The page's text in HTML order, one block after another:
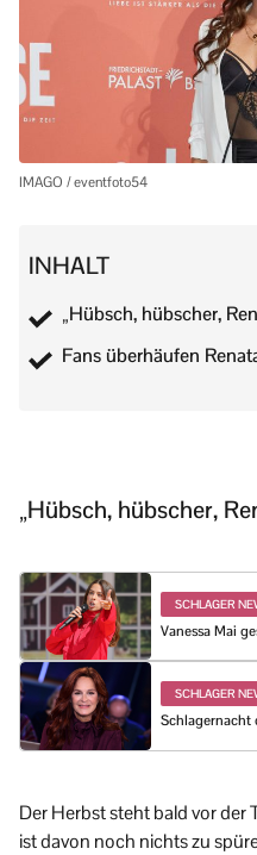
IMAGO / eventfoto54
INHALT
„Hübsch, hübscher,
Fans überhäufen
„Hübsch, hübscher,
SCHLAGER
Vanessa Mai
SCHLAGER
Schlagernacht
Der Herbst steht bald vor der
ist davon noch nichts zu